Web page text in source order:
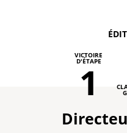
VICTOIRE
D'ÉTAPE
1